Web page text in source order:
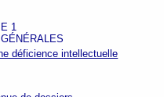
1
déficience intellectuelle